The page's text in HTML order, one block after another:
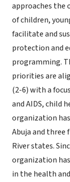
approaches the
of children,
facilitate and
protection and
programming.
priorities are
(2-6) with a
and AIDS, child
organization
Abuja and three
River states.
organization
in the health